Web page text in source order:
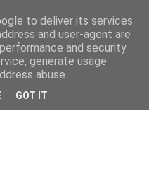
to deliver its services
and user-agent are
and security
generate usage
abuse.
GOT IT